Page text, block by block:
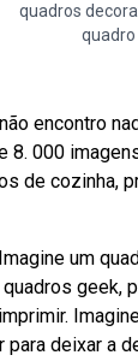
quadros
quadro
encontro
000
de cozinha,
um
geek,
deixar a